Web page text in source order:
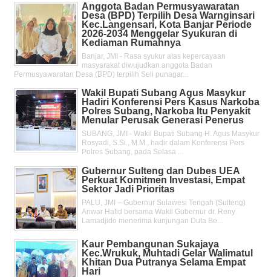
Anggota Badan Permusyawaratan
Desa (BPD) Terpilih Desa Warnginsari
Kec.Langensari, Kota Banjar Periode
2026-2034 Menggelar Syukuran di
Kediaman Rumahnya
Banjar, JMI - Rasa syukur atas kepercayaan
masyarakat diwujudkan anggota Badan
Permusyawaratan Desa (BPD) terpilih Seli punagar...
Wakil Bupati Subang Agus Masykur
Hadiri Konferensi Pers Kasus Narkoba
Polres Subang, Narkoba Itu Penyakit
Menular Perusak Generasi Penerus
SUBANG, JMI - Wakil Bupati Subang H. Agus Masykur
Rosyadi, S.Si., M.M., hadir dalam Konferensi Pers
Polres Subang, pada Selasa ...
Gubernur Sulteng dan Dubes UEA
Perkuat Komitmen Investasi, Empat
Sektor Jadi Prioritas
PALU, JMI – Gubernur Sulawesi Tengah (Sulteng)
Anwar Hafid bersama Wakil Gubernur dr. Reny
Lamadjido menerima kunjungan Duta Be...
Kaur Pembangunan Sukajaya
Kec.Wrukuk, Muhtadi Gelar Walimatul
Khitan Dua Putranya Selama Empat
Hari